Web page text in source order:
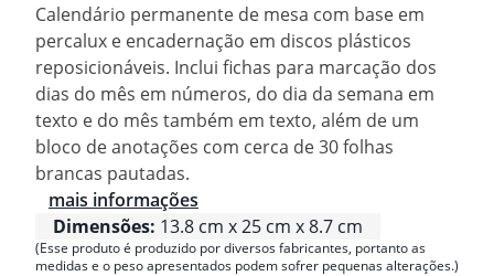
Calendário permanente de mesa com base em
percalux e encadernação em discos plásticos
reposicionáveis. Inclui fichas para marcação dos
dias do mês em números, do dia da semana em
texto e do mês também em texto, além de um
bloco de anotações com cerca de 30 folhas
brancas pautadas.
mais informações
Dimensões: 13.8 cm x 25 cm x 8.7 cm
(Esse produto é produzido por diversos fabricantes, portanto as
medidas e o peso apresentados podem sofrer pequenas alterações.)